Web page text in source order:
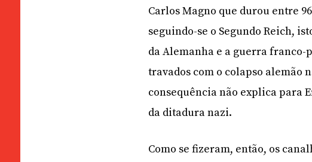
Carlos Magno que durou entre
seguindo-se o Segundo Reich,
da Alemanha e a guerra franco-
travados com o colapso alemão
consequência não explica para
da ditadura nazi.
Como se fizeram, então, os